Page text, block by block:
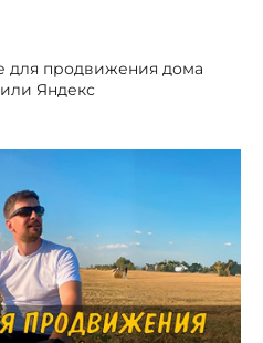
для продвижения дома
Яндекс